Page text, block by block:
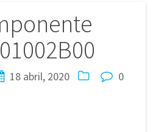
18 abril, 2020 0